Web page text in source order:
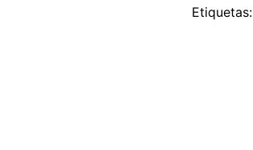
Etiquetas: